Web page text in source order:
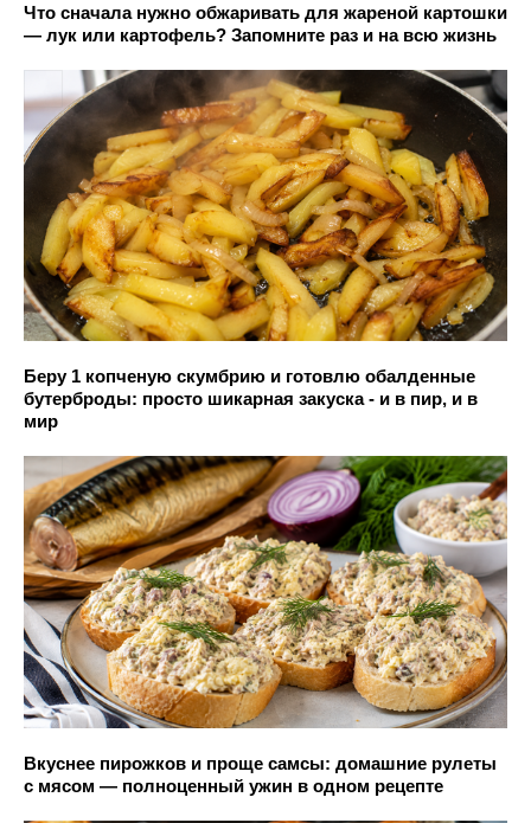
Что сначала нужно обжаривать для жареной картошки
— лук или картофель? Запомните раз и на всю жизнь
Беру 1 копченую скумбрию и готовлю обалденные
бутерброды: просто шикарная закуска - и в пир, и в
мир
Вкуснее пирожков и проще самсы: домашние рулеты
с мясом — полноценный ужин в одном рецепте